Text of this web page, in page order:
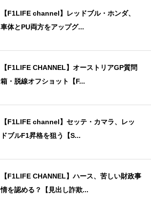
【F1LIFE channel】レッドブル・ホンダ、
車体とPU両方をアップグ...
【F1LIFE CHANNEL】オーストリアGP質問
箱・脱線オフショット【F...
【F1LIFE channel】セッテ・カマラ、レッ
ドブルF1昇格を狙う【S...
【F1LIFE CHANNEL】ハース、苦しい財政事
情を認める？【見出し詐欺...